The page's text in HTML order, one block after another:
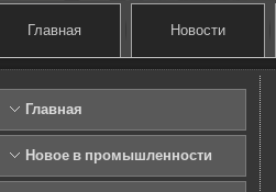
Главная Новости
Главная
Новое в промышленности